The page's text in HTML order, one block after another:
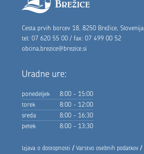
Cesta prvih borcev 18, 8250 Brežice, Slovenija
tel: 07 620 55 00 / fax: 07 499 00 52
obcina.brezice@brezice.si
Uradne ure:
ponedeljek
8:00 - 15:00
torek
8:00 - 12:00
sreda
8:00 - 16:30
petek
8:00 - 13:30
Izjava o dostopnosti /Varstvo osebnih podatkov /